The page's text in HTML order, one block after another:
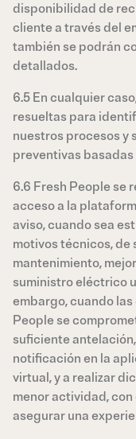
disponibilidad de
cliente a través del
también se podrán
detallados.
6.5 En cualquier
resueltas para
nuestros procesos y
preventivas
6.6 Fresh People se
acceso a la
aviso, cuando sea
motivos técnicos, de
mantenimiento,
suministro eléctrico
embargo, cuando
People se
suficiente
notificación en la
virtual, y a realizar
menor actividad, con
asegurar una